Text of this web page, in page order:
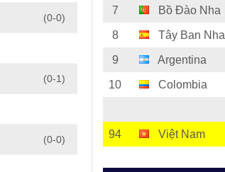
(0-0)
(0-1)
(0-0)
7 Bồ Đào Nha
8 Tây Ban Nha
9 Argentina
10 Colombia
94 Việt Nam